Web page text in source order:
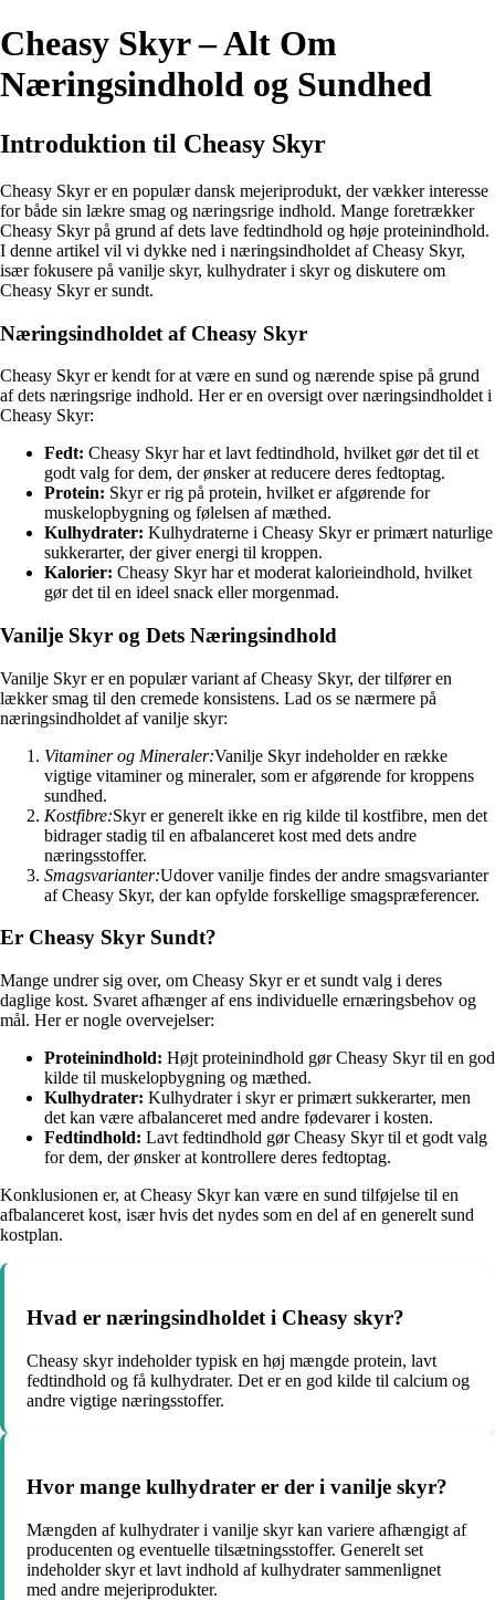
Cheasy Skyr – Alt Om
Næringsindhold og Sundhed
Introduktion til Cheasy Skyr
Cheasy Skyr er en populær dansk mejeriprodukt, der vækker interesse
for både sin lækre smag og næringsrige indhold. Mange foretrækker
Cheasy Skyr på grund af dets lave fedtindhold og høje proteinindhold.
I denne artikel vil vi dykke ned i næringsindholdet af Cheasy Skyr,
især fokusere på vanilje skyr, kulhydrater i skyr og diskutere om
Cheasy Skyr er sundt.
Næringsindholdet af Cheasy Skyr
Cheasy Skyr er kendt for at være en sund og nærende spise på grund
af dets næringsrige indhold. Her er en oversigt over næringsindholdet i
Cheasy Skyr:
Fedt: Cheasy Skyr har et lavt fedtindhold, hvilket gør det til et
godt valg for dem, der ønsker at reducere deres fedtoptag.
Protein: Skyr er rig på protein, hvilket er afgørende for
muskelopbygning og følelsen af mæthed.
Kulhydrater: Kulhydraterne i Cheasy Skyr er primært naturlige
sukkerarter, der giver energi til kroppen.
Kalorier: Cheasy Skyr har et moderat kalorieindhold, hvilket
gør det til en ideel snack eller morgenmad.
Vanilje Skyr og Dets Næringsindhold
Vanilje Skyr er en populær variant af Cheasy Skyr, der tilfører en
lækker smag til den cremede konsistens. Lad os se nærmere på
næringsindholdet af vanilje skyr:
Vitaminer og Mineraler:Vanilje Skyr indeholder en række
vigtige vitaminer og mineraler, som er afgørende for kroppens
sundhed.
Kostfibre:Skyr er generelt ikke en rig kilde til kostfibre, men det
bidrager stadig til en afbalanceret kost med dets andre
næringsstoffer.
Smagsvarianter:Udover vanilje findes der andre smagsvarianter
af Cheasy Skyr, der kan opfylde forskellige smagspræferencer.
Er Cheasy Skyr Sundt?
Mange undrer sig over, om Cheasy Skyr er et sundt valg i deres
daglige kost. Svaret afhænger af ens individuelle ernæringsbehov og
mål. Her er nogle overvejelser:
Proteinindhold: Højt proteinindhold gør Cheasy Skyr til en god
kilde til muskelopbygning og mæthed.
Kulhydrater: Kulhydrater i skyr er primært sukkerarter, men
det kan være afbalanceret med andre fødevarer i kosten.
Fedtindhold: Lavt fedtindhold gør Cheasy Skyr til et godt valg
for dem, der ønsker at kontrollere deres fedtoptag.
Konklusionen er, at Cheasy Skyr kan være en sund tilføjelse til en
afbalanceret kost, især hvis det nydes som en del af en generelt sund
kostplan.
Hvad er næringsindholdet i Cheasy skyr?
Cheasy skyr indeholder typisk en høj mængde protein, lavt
fedtindhold og få kulhydrater. Det er en god kilde til calcium og
andre vigtige næringsstoffer.
Hvor mange kulhydrater er der i vanilje skyr?
Mængden af kulhydrater i vanilje skyr kan variere afhængigt af
producenten og eventuelle tilsætningsstoffer. Generelt set
indeholder skyr et lavt indhold af kulhydrater sammenlignet
med andre mejeriprodukter.